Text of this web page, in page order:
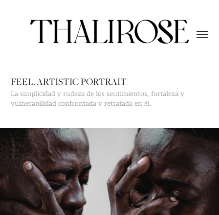
FEEL, ARTISTIC PORTRAIT
La simplicidad y rudeza de los sentimientos, fortaleza y
vulnerabilidad confrontada y retratada en él.